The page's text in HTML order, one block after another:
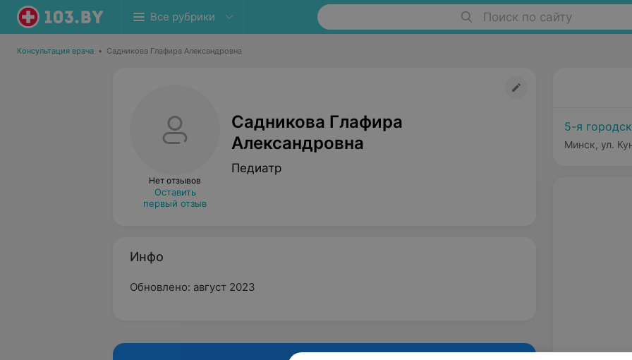
Все рубрики Поиск по сайту
Консультация врача • Садникова Глафира Александровна
Нет отзывов
Оставить
первый отзыв
Садникова Глафира
Александровна
Педиатр
Инфо
Обновлено: август 2023
5-я
Минск, ул.